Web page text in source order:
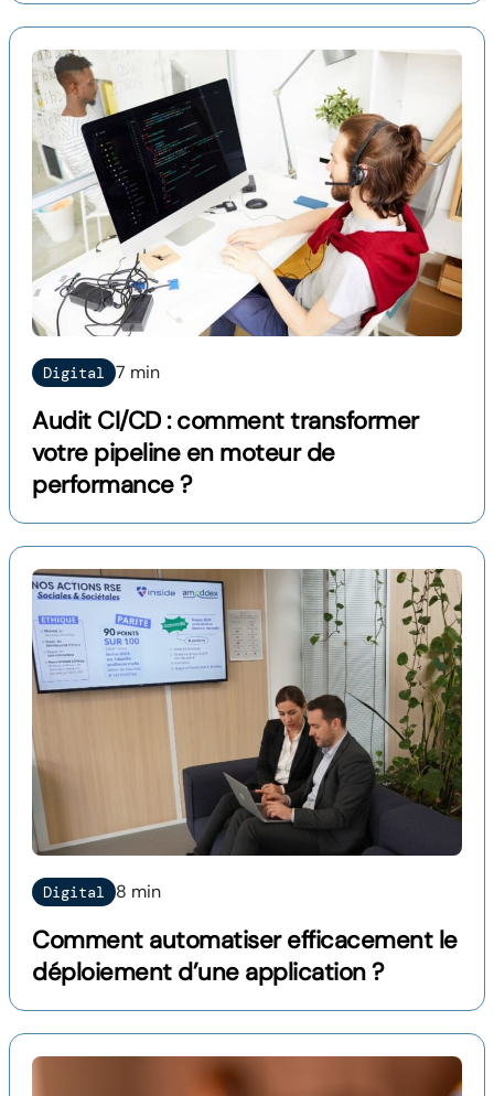
Digital 7 min
Audit CI/CD : comment transformer
votre pipeline en moteur de
performance ?
Digital 8 min
Comment automatiser efficacement le
déploiement d’une application ?